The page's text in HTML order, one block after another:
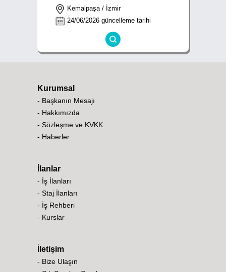
Kemalpaşa / İzmir
24/06/2026 güncelleme tarihi
Kurumsal
- Başkanın Mesajı
- Hakkımızda
- Sözleşme ve KVKK
- Haberler
İlanlar
- İş İlanları
- Staj İlanları
- İş Rehberi
- Kurslar
İletişim
- Bize Ulaşın